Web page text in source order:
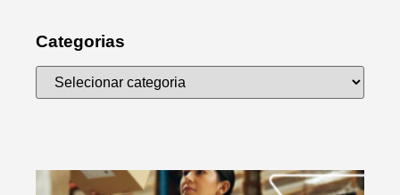
Categorias